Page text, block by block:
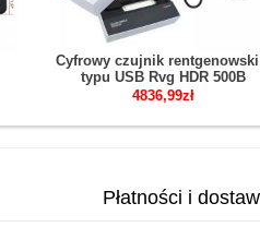
Cyfrowy czujnik
typu USB Rvg HDR 500B
4836,99zł
Płatności i